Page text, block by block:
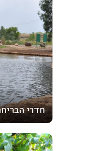
חדרי